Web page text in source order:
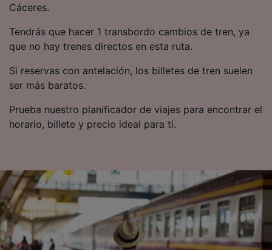
Cáceres.
Tendrás que hacer 1 transbordo cambios de tren, ya
que no hay trenes directos en esta ruta.
Si reservas con antelación, los billetes de tren suelen
ser más baratos.
Prueba nuestro planificador de viajes para encontrar el
horario, billete y precio ideal para ti.